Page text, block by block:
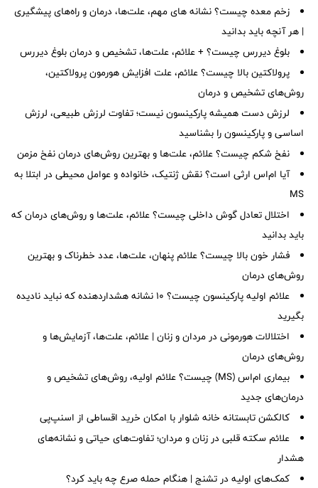
زخم معده چیست؟ نشانه های مهم، علت‌ها، درمان و راه‌های پیشگیری
| هر آنچه باید بدانید
بلوغ دیررس چیست؟ + علائم، علت‌ها، تشخیص و درمان بلوغ دیررس
پرولاکتین بالا چیست؟ علائم، علت افزایش هورمون پرولاکتین،
روش‌های تشخیص و درمان
لرزش دست همیشه پارکینسون نیست؛ تفاوت لرزش طبیعی، لرزش
اساسی و پارکینسون را بشناسید
نفخ شکم چیست؟ علائم، علت‌ها و بهترین روش‌های درمان نفخ مزمن
آیا ام‌اس ارثی است؟ نقش ژنتیک، خانواده و عوامل محیطی در ابتلا به
MS
اختلال تعادل گوش داخلی چیست؟ علائم، علت‌ها و روش‌های درمان که
باید بدانید
فشار خون بالا چیست؟ علائم پنهان، علت‌ها، عدد خطرناک و بهترین
روش‌های درمان
علائم اولیه پارکینسون چیست؟ ۱۰ نشانه هشداردهنده که نباید نادیده
بگیرید
اختلالات هورمونی در مردان و زنان | علائم، علت‌ها، آزمایش‌ها و
روش‌های درمان
بیماری ام‌اس (MS) چیست؟ علائم اولیه، روش‌های تشخیص و
درمان‌های جدید
کالکشن تابستانه خانه شلوار با امکان خرید اقساطی از اسنپ‌پی
علائم سکته قلبی در زنان و مردان؛ تفاوت‌های حیاتی و نشانه‌های
هشدار
کمک‌های اولیه در تشنج | هنگام حمله صرع چه باید کرد؟